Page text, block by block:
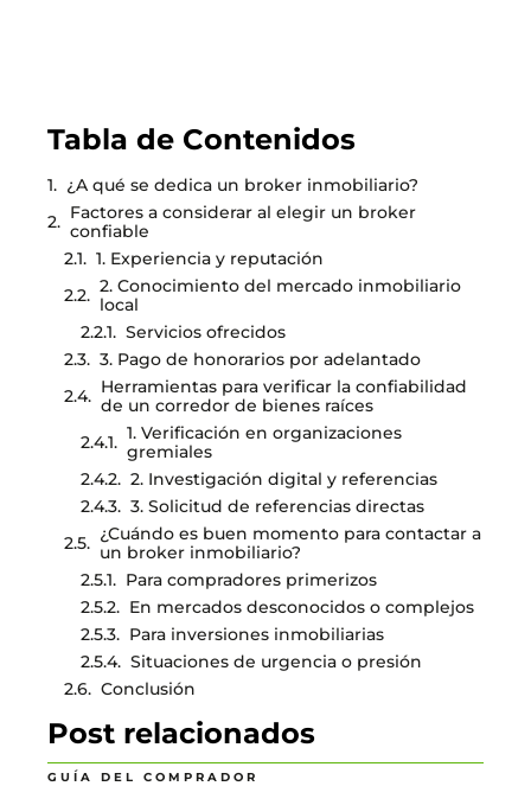
Tabla de Contenidos
¿A qué se dedica un broker inmobiliario?
Factores a considerar al elegir un broker
confiable
1. Experiencia y reputación
2. Conocimiento del mercado inmobiliario
local
Servicios ofrecidos
3. Pago de honorarios por adelantado
Herramientas para verificar la confiabilidad
de un corredor de bienes raíces
1. Verificación en organizaciones
gremiales
2. Investigación digital y referencias
3. Solicitud de referencias directas
¿Cuándo es buen momento para contactar a
un broker inmobiliario?
Para compradores primerizos
En mercados desconocidos o complejos
Para inversiones inmobiliarias
Situaciones de urgencia o presión
Conclusión
Post relacionados
GUÍA DEL COMPRADOR